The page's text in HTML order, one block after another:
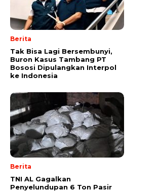
Berita
Tak Bisa Lagi Bersembunyi,
Buron Kasus Tambang PT
Bososi Dipulangkan Interpol
ke Indonesia
Berita
TNI AL Gagalkan
Penyelundupan 6 Ton Pasir